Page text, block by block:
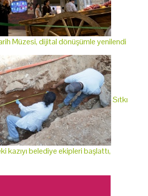
Müzesi, dijital dönüşümle yenilendi
Sıtkı
kazıyı belediye ekipleri başlattı,